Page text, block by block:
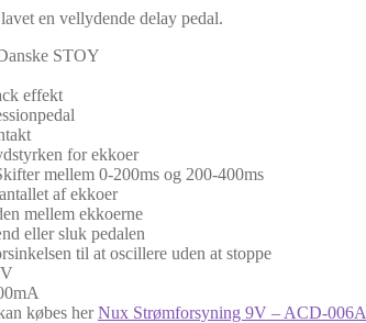
en vellydende delay pedal.
STOY
effekt
for ekkoer
mellem 0-200ms og 200-400ms
af ekkoer
mellem ekkoerne
eller sluk pedalen
til at oscillere uden at stoppe
købes herNux Strømforsyning 9V – ACD-006A